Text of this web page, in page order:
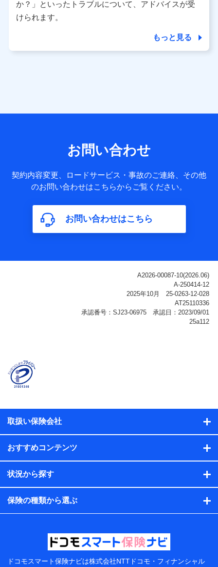
※ dポイントクラブ会員ではないお客さま（2019年12月11
日以降、一度もdポイントクラブ会員であったことがないお
個人データは、こちら の利用目的の範囲内に限って共同利
用します。
サービス提供等を通じて取得した、以下の情報などの個人デ
基本情報
氏名、電話番号、メールアドレス、お客さまの識別子、
属性、連絡先、dポイントサービスのご利用に関する情
構成、住所、dポイント残高、dポイント利用履歴などが
含まれます。
利用情報
ご契約状態・ご利用履歴インターネット利用時の行動に
関する情報、アプリケーション利用時の行動に関する情
報、購入されたサービスや商品の名称・購入場所・決済
に関する情報、アンケートの回答に関する情報などが含
名、住所、生年月日、性別、保険契約者と被保険者の関
係、保険加入の目的、保険商品の内容、保険料、保険料
のお支払方法、車のメーカーや走行距離などの情報、建
ル内容や送信履歴の情報及び保険の更改案内等を提供し
保険契約情報
当社または株式会社NTTドコモ・フィナンシャルグルー
プが取得し、又は保有する保険契約に関する情報。例と
して、保険契約者及び被保険者の氏名、住所、生年月
日、性別、保険契約者と被保険者の関係、保険加入の目
的、保険商品の内容、保険料、保険料のお支払方法、車
のメーカーや走行距離などの情報、建物の構造や築年数
などの情報、ペットの種類や年齢などの情報などが含ま
提供当事者から受領当事者が個人データを取得する方法
電子的・電磁的方法等
【共同して利用する者の範囲】
か？」といったトラブルについて、アドバイスが受
けられます。
もっと見る
お問い合わせ
契約内容変更、ロードサービス・事故のご連絡、その他
のお問い合わせはこちらからご覧ください。
お問い合わせはこちら
取扱い保険会社
おすすめコンテンツ
状況から探す
保険の種類から選ぶ
ドコモスマート保険ナビは株式会社NTTドコモ・フィナンシャル